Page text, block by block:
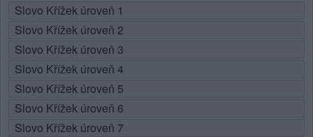
Slovo Křížek úroveň 1
Slovo Křížek úroveň 2
Slovo Křížek úroveň 3
Slovo Křížek úroveň 4
Slovo Křížek úroveň 5
Slovo Křížek úroveň 6
Slovo Křížek úroveň 7